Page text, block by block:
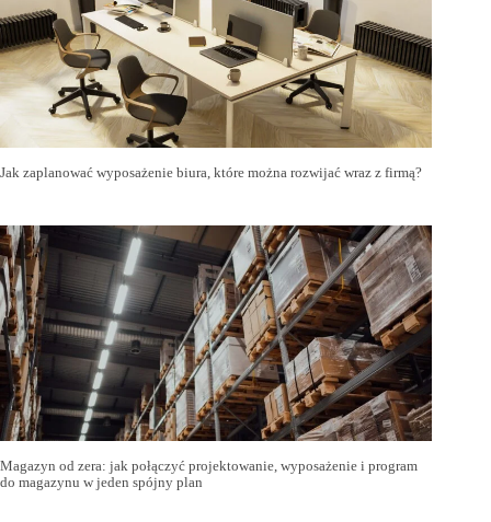
Jak zaplanować wyposażenie biura, które można rozwijać wraz z firmą?
Magazyn od zera: jak połączyć projektowanie, wyposażenie i program
do magazynu w jeden spójny plan